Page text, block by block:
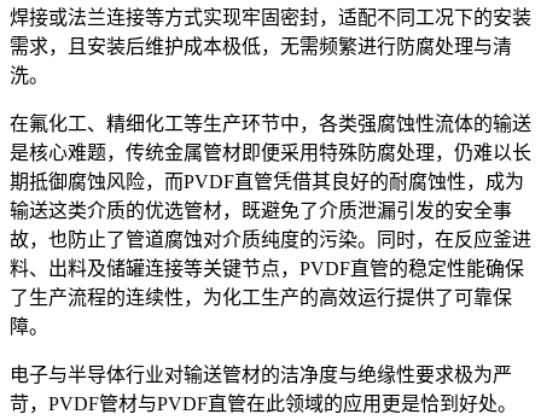
焊接或法兰连接等方式实现牢固密封，适配不同工况下的安装
需求，且安装后维护成本极低，无需频繁进行防腐处理与清
洗。
在氟化工、精细化工等生产环节中，各类强腐蚀性流体的输送
是核心难题，传统金属管材即便采用特殊防腐处理，仍难以长
期抵御腐蚀风险，而PVDF直管凭借其良好的耐腐蚀性，成为
输送这类介质的优选管材，既避免了介质泄漏引发的安全事
故，也防止了管道腐蚀对介质纯度的污染。同时，在反应釜进
料、出料及储罐连接等关键节点，PVDF直管的稳定性能确保
了生产流程的连续性，为化工生产的高效运行提供了可靠保
障。
电子与半导体行业对输送管材的洁净度与绝缘性要求极为严
苛，PVDF管材与PVDF直管在此领域的应用更是恰到好处。